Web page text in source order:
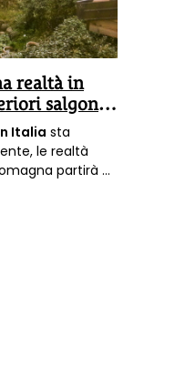
realtà in
salgono
Italia sta
le realtà
partirà a